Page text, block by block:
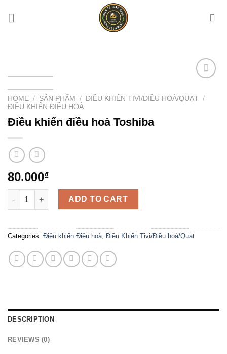
wishlist
HOME / SẢN PHẨM / ĐIỀU KHIỂN TIVI/ĐIỀU HOÀ/QUẠT /
ĐIỀU KHIỂN ĐIỀU HOÀ
Điều khiển điều hoà Toshiba
80.000₫
Điều khiển điều hoà Toshiba quantity
ADD TO CART
Categories: Điều khiển Điều hoà, Điều Khiển Tivi/Điều hoà/Quạt
DESCRIPTION
REVIEWS (0)